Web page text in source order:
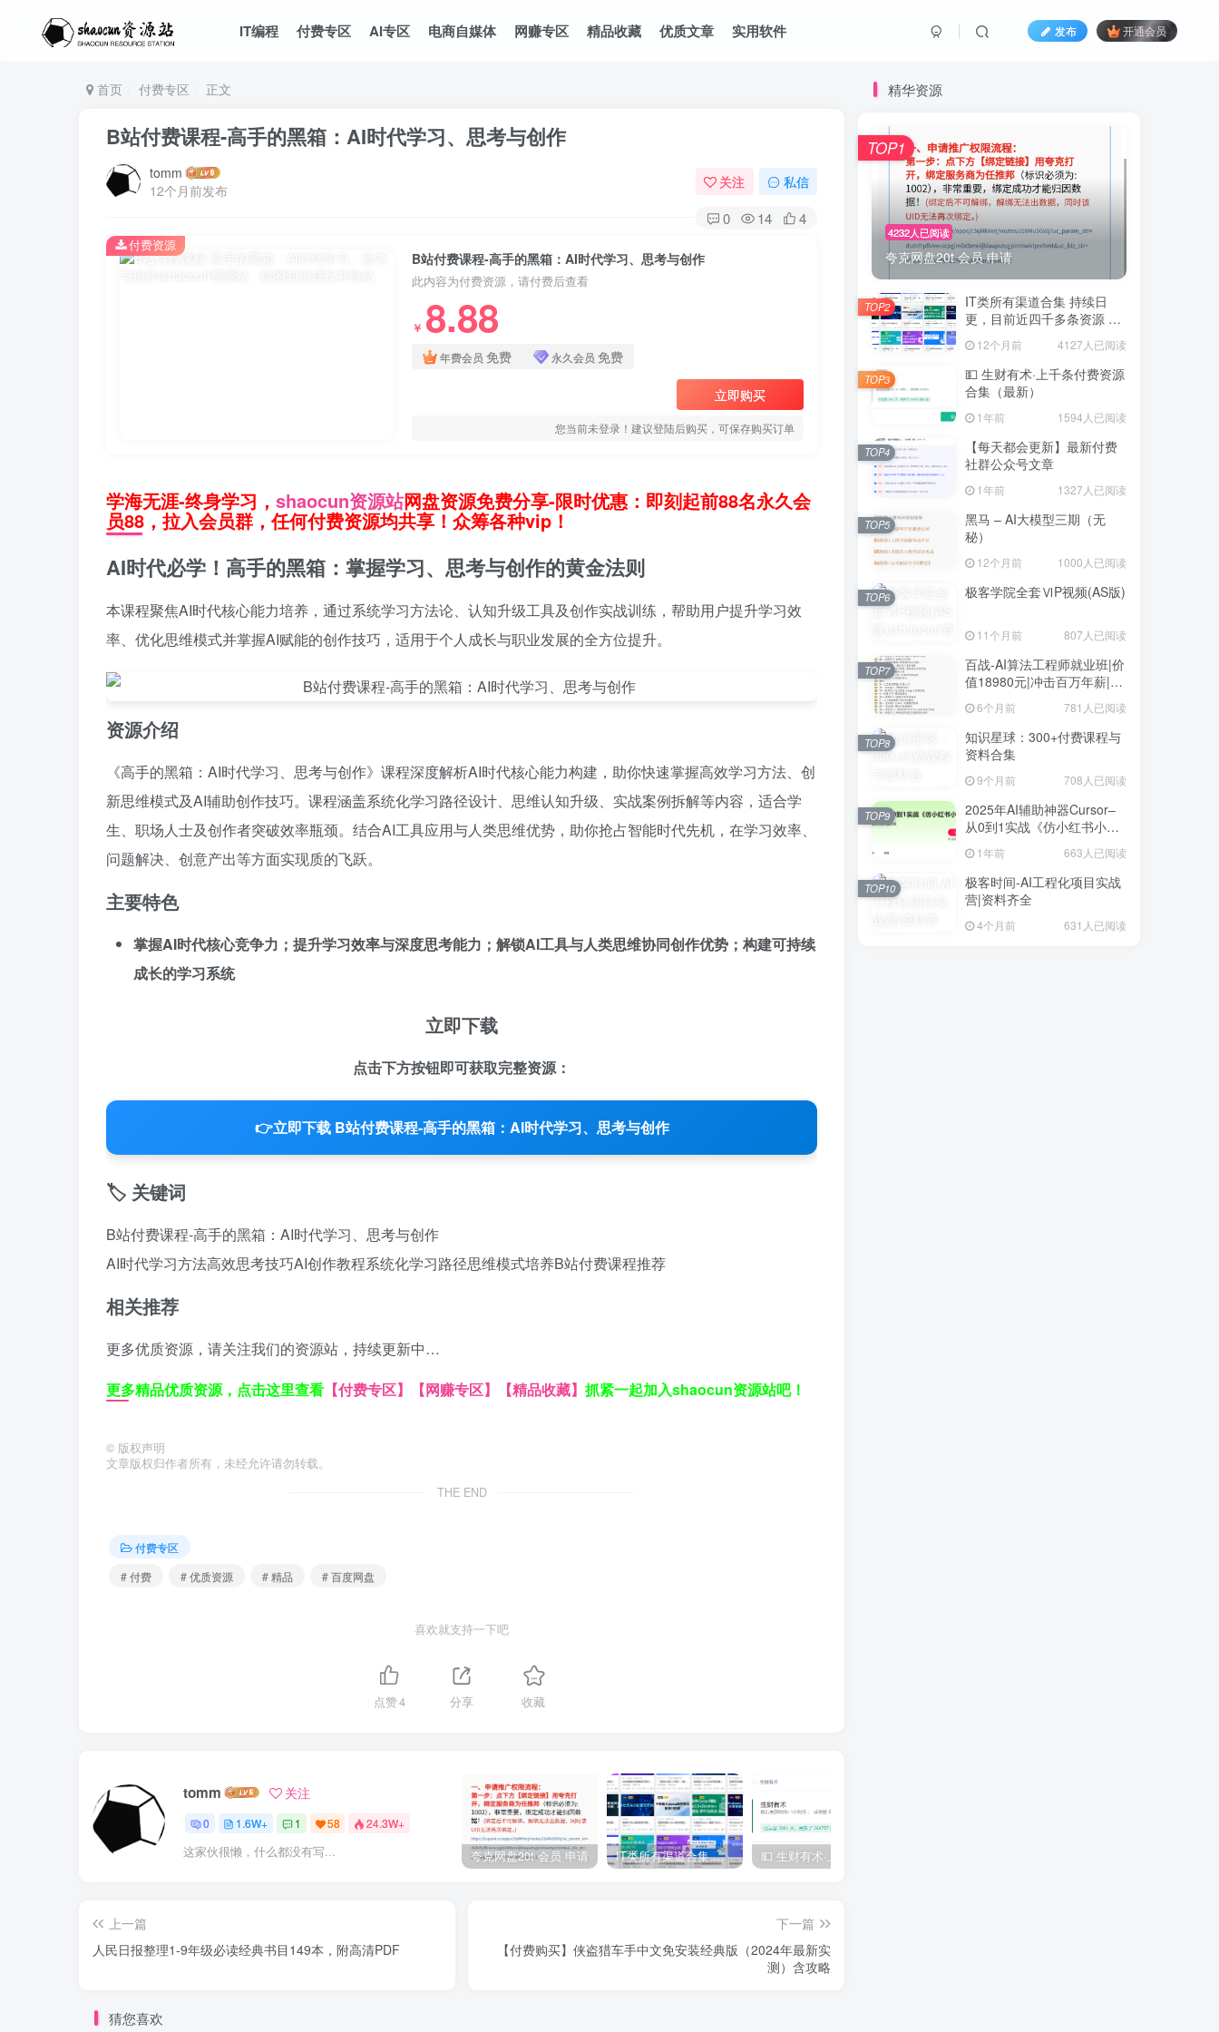
IT编程 付费专区 AI专区 电商自媒体 网赚专区 精品收藏 优质文章 实用软件 发布 开通会员
首页 付费专区 正文
B站付费课程-高手的黑箱：AI时代学习、思考与创作
tomm
12个月前发布
关注 私信
0 14 4
B站付费课程-高手的黑箱：AI时代学习、思考与创作
此内容为付费资源，请付费后查看
￥ 8.88
年费会员 免费 永久会员 免费
立即购买
您当前未登录！建议登陆后购买，可保存购买订单
付费资源
学海无涯-终身学习， shaocun资源站网盘资源免费分享-限时优惠：即刻起前88名永久会
员88，拉入会员群，任何付费资源均共享！众筹各种vip！
AI时代必学！高手的黑箱：掌握学习、思考与创作的黄金法则
本课程聚焦AI时代核心能力培养，通过系统学习方法论、认知升级工具及创作实战训练，帮助用户提升学习效
率、优化思维模式并掌握AI赋能的创作技巧，适用于个人成长与职业发展的全方位提升。
资源介绍
《高手的黑箱：AI时代学习、思考与创作》课程深度解析AI时代核心能力构建，助你快速掌握高效学习方法、创
新思维模式及AI辅助创作技巧。课程涵盖系统化学习路径设计、思维认知升级、实战案例拆解等内容，适合学
生、职场人士及创作者突破效率瓶颈。结合AI工具应用与人类思维优势，助你抢占智能时代先机，在学习效率、
问题解决、创意产出等方面实现质的飞跃。
主要特色
掌握AI时代核心竞争力；提升学习效率与深度思考能力；解锁AI工具与人类思维协同创作优势；构建可持续
成长的学习系统
立即下载
点击下方按钮即可获取完整资源：
👉立即下载 B站付费课程-高手的黑箱：AI时代学习、思考与创作
🏷️ 关键词
B站付费课程-高手的黑箱：AI时代学习、思考与创作
AI时代学习方法高效思考技巧AI创作教程系统化学习路径思维模式培养B站付费课程推荐
相关推荐
更多优质资源，请关注我们的资源站，持续更新中…
更多精品优质资源，点击这里查看 【付费专区】 【网赚专区】 【精品收藏】 抓紧一起加入shaocun资源站吧！
© 版权声明
文章版权归作者所有，未经允许请勿转载。
THE END
付费专区
# 付费
# 优质资源 # 精品 # 百度网盘
喜欢就支持一下吧
点赞4 分享 收藏
tomm 关注
0 1.6W+ 1 58 24.3W+
这家伙很懒，什么都没有写... 夸克网盘20t 会员 申请 IT类所有渠道合集 持续日更，目前近四千多条资源 年费用户微信私信获取权限
上一篇
人民日报整理1-9年级必读经典书目149本，附高清PDF
下一篇
【付费购买】侠盗猎车手中文免安装经典版（2024年最新实
测）含攻略
猜您喜欢
精华资源
4232人已阅读
夸克网盘20t 会员 申请
TOP1
IT类所有渠道合集 持续日
更，目前近四千多条资源 年
12个月前 4127人已阅读
TOP2
💵 生财有术·上千条付费资源
合集（最新）
1年前 1594人已阅读
TOP3
【每天都会更新】最新付费
社群公众号文章
1年前 1327人已阅读
TOP4
黑马 – AI大模型三期（无
秘）
12个月前 1000人已阅读
TOP5
极客学院全套ⅥP视频(AS版)
11个月前 807人已阅读
TOP6
百战-AI算法工程师就业班|价
值18980元|冲击百万年薪|完
结无秘
6个月前 781人已阅读
TOP7
知识星球：300+付费课程与
资料合集
9个月前 708人已阅读
TOP8
2025年AI辅助神器Cursor–
从0到1实战《仿小红书小程
序》1年前 663人已阅读
TOP9
极客时间-AI工程化项目实战
营|资料齐全
4个月前 631人已阅读
TOP10